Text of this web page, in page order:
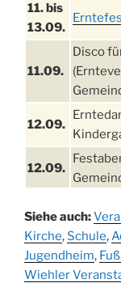
11. bis
13.09.
11.09.
Disco
12.09.
12.09.
13.09.
19.09.
Siehe auch:
Kirche, Schule,
Jugendheim,
Wiehler